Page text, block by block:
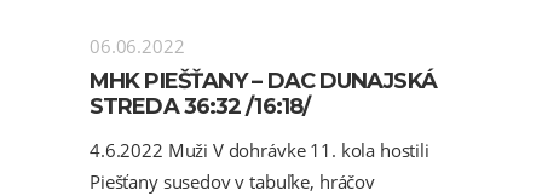
06.06.2022
MHK PIEŠŤANY – DAC DUNAJSKÁ
STREDA 36:32 /16:18/
4.6.2022 Muži V dohrávke 11. kola hostili
Piešťany susedov v tabuľke, hráčov